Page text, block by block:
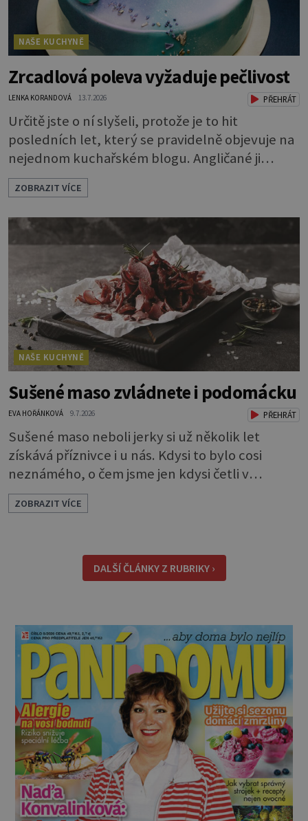
NAŠE KUCHYNĚ
Zrcadlová poleva vyžaduje pečlivost
LENKA KORANDOVÁ 13.7.2026 PŘEHRÁT
Určitě jste o ní slyšeli, protože je to hit
posledních let, který se pravidelně objevuje na
nejednom kuchařském blogu. Angličané ji
nazývají mirror glaze, tedy zrcadlová poleva, a
opravdu se jako zrcadlo blyští. Pokud vás
napadlo, že byste si ji také rádi zkusili, klidně se
do toho dejte. A jaký že zázrak způsobí, že
vytvoříte takový lesk? Vlastně je to jednoduché.
Dort musíte před politím pár
ZOBRAZIT VÍCE
NAŠE KUCHYNĚ
Sušené maso zvládnete i podomácku
EVA HOŘÁNKOVÁ 9.7.2026 PŘEHRÁT
Sušené maso neboli jerky si už několik let
získává příznivce i u nás. Kdysi to bylo cosi
neznámého, o čem jsme jen kdysi četli v
knihách o americkém západě. Dneska si je
můžeme klidně koupit, ale také, což je ještě
během dne a určitě se vám hodí na výletě,
protože v batohu nezabere téměř žádné místo
ZOBRAZIT VÍCE
DALŠÍ ČLÁNKY Z RUBRIKY ›